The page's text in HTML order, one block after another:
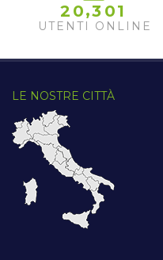
2 0,3 01
UTENTI ONLINE
LE NOSTRE CITTÀ